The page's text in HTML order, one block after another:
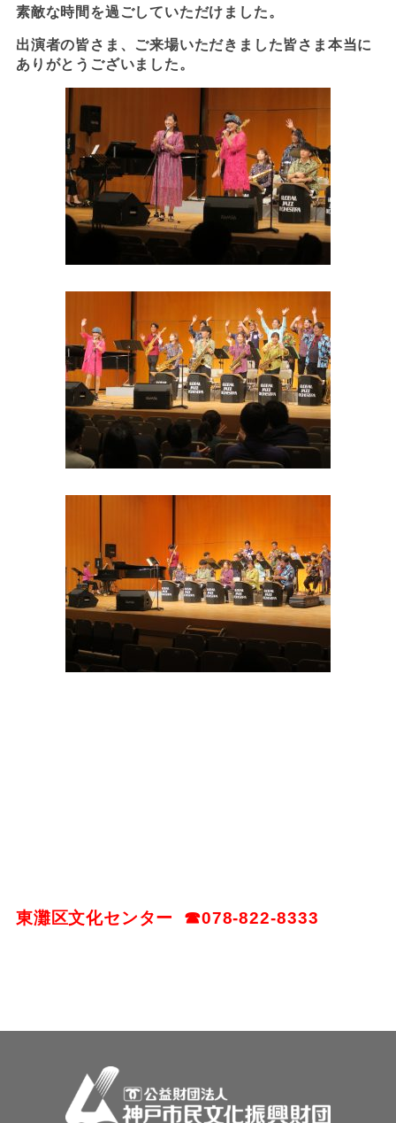
素敵な時間を過ごしていただけました。
出演者の皆さま、ご来場いただきました皆さま本当に
ありがとうございました。
東灘区文化センター ☎078-822-8333